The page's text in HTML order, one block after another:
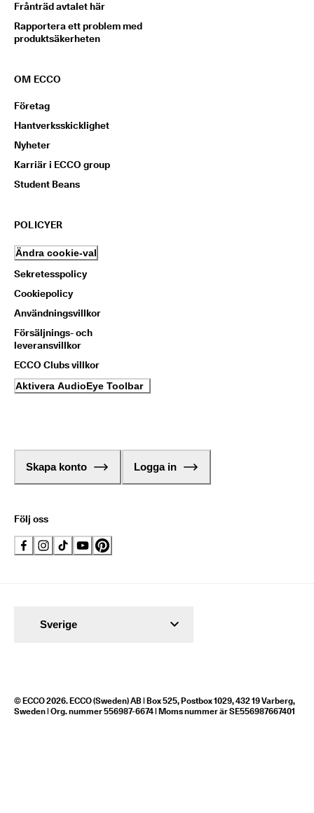
Frånträd avtalet här
Rapportera ett problem med
produktsäkerheten
OM ECCO
Företag
Hantverksskicklighet
Nyheter
Karriär i ECCO group
Student Beans
POLICYER
Ändra cookie-val
Sekretesspolicy
Cookiepolicy
Användningsvillkor
Försäljnings- och
leveransvillkor
ECCO Clubs villkor
Aktivera AudioEye Toolbar
Skapa konto Logga in
Följ oss
© ECCO 2026. ECCO (Sweden) AB | Box 525, Postbox 1029, 432 19 Varberg,
Sweden | Org. nummer 556987-6674 | Moms nummer är SE556987667401
Sverige